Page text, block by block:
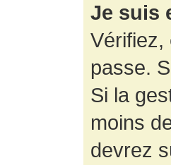
Je suis
Vérifiez,
passe.
Si la
moins
devrez